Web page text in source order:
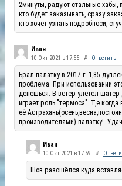
2минуты, радуют стальные хабы,
кто будет заказывать, сразу
кто хочет узнать подробноси,
Иван
10 Окт 2021 в 17:55 # Ответить
Брал палатку в 2017 г. 1,85
проблема. При использовании
денешься. В ветер улетел шатёр
играет роль "термоса". Т,е
её
производителями) палатку!.
Иван
10 Окт 2021 в 17:59 #
Шов разошёлся куда